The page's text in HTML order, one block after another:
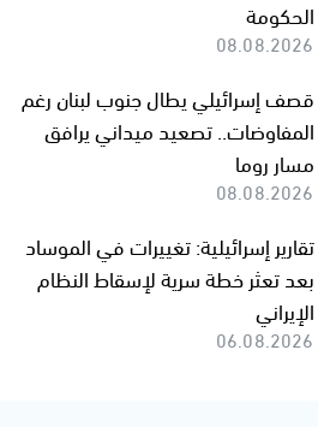
الحكومة
08.08.2026
قصف إسرائيلي يطال جنوب لبنان رغم
المفاوضات.. تصعيد ميداني يرافق
مسار روما
08.08.2026
تقارير إسرائيلية: تغييرات في الموساد
بعد تعثر خطة سرية لإسقاط النظام
الإيراني
06.08.2026